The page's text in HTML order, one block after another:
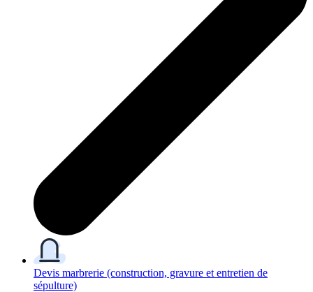
Devis marbrerie (construction, gravure et entretien de
sépulture)